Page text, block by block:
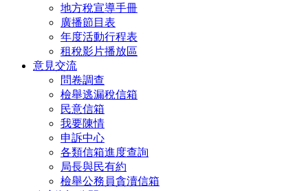
地方稅宣導手冊
廣播節目表
年度活動行程表
租稅影片播放區
意見交流
問卷調查
檢舉逃漏稅信箱
民意信箱
我要陳情
申訴中心
各類信箱進度查詢
局長與民有約
檢舉公務員貪瀆信箱